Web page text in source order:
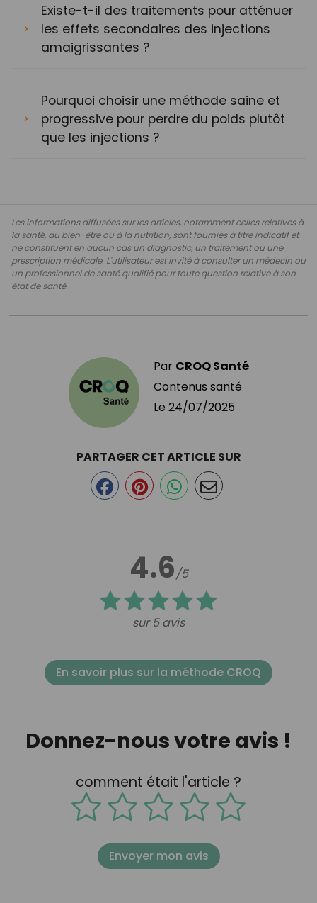
Existe-t-il des traitements pour atténuer
les effets secondaires des injections
amaigrissantes ?
Pourquoi choisir une méthode saine et
progressive pour perdre du poids plutôt
que les injections ?
Les informations diffusées sur les articles, notamment celles relatives à
la santé, au bien-être ou à la nutrition, sont fournies à titre indicatif et
ne constituent en aucun cas un diagnostic, un traitement ou une
prescription médicale. L'utilisateur est invité à consulter un médecin ou
un professionnel de santé qualifié pour toute question relative à son
état de santé.
Par CROQ Santé
Contenus santé
Le 24/07/2025
4.6/5
sur 5 avis
PARTAGER CET ARTICLE SUR
En savoir plus sur la méthode CROQ
Donnez-nous votre avis !
comment était l'article ?
Envoyer mon avis